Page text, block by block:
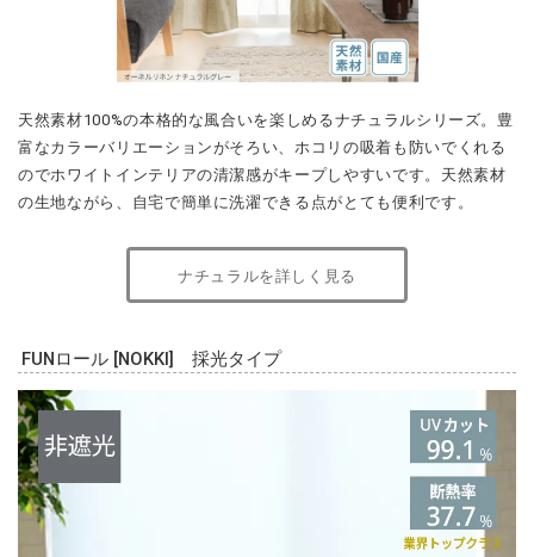
のでホワイトインテリアの清潔感がキープしやすいです。天然素材
の生地ながら、自宅で簡単に洗濯できる点がとても便利です。
ナチュラルを詳しく見る
FUNロール [NOKKI] 採光タイプ